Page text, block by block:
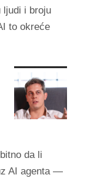
ljudi i broju
to okreće
da li
AI agenta —